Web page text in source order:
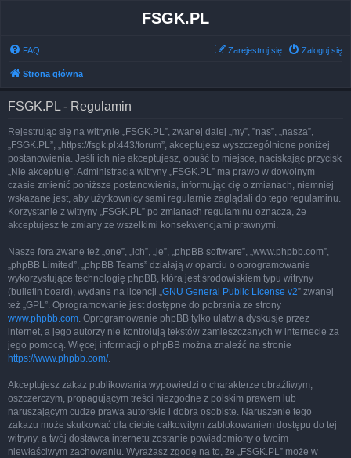
FSGK.PL
FAQ Zaloguj się
Zarejestruj się
Strona główna
FSGK.PL - Regulamin
Rejestrując się na witrynie „FSGK.PL”, zwanej dalej „my”, ”nas”, „nasza”,
„FSGK.PL”, „https://fsgk.pl:443/forum”, akceptujesz wyszczególnione poniżej
postanowienia. Jeśli ich nie akceptujesz, opuść to miejsce, naciskając przycisk
„Nie akceptuję”. Administracja witryny „FSGK.PL” ma prawo w dowolnym
czasie zmienić poniższe postanowienia, informując cię o zmianach, niemniej
wskazane jest, aby użytkownicy sami regularnie zaglądali do tego regulaminu.
Korzystanie z witryny „FSGK.PL” po zmianach regulaminu oznacza, że
akceptujesz te zmiany ze wszelkimi konsekwencjami prawnymi.
Nasze fora zwane też „one”, „ich”, „je”, „phpBB software”, „www.phpbb.com”,
„phpBB Limited”, „phpBB Teams” działają w oparciu o oprogramowanie
wykorzystujące technologię phpBB, która jest środowiskiem typu witryny
(bulletin board), wydane na licencji „GNU General Public License v2” zwanej
też „GPL”. Oprogramowanie jest dostępne do pobrania ze strony
www.phpbb.com. Oprogramowanie phpBB tylko ułatwia dyskusje przez
internet, a jego autorzy nie kontrolują tekstów zamieszczanych w internecie za
jego pomocą. Więcej informacji o phpBB można znaleźć na stronie
https://www.phpbb.com/.
Akceptujesz zakaz publikowania wypowiedzi o charakterze obraźliwym,
oszczerczym, propagującym treści niezgodne z polskim prawem lub
naruszającym cudze prawa autorskie i dobra osobiste. Naruszenie tego
zakazu może skutkować dla ciebie całkowitym zablokowaniem dostępu do tej
witryny, a twój dostawca internetu zostanie powiadomiony o twoim
niewłaściwym zachowaniu. Wyrażasz zgodę na to, że „FSGK.PL” może w